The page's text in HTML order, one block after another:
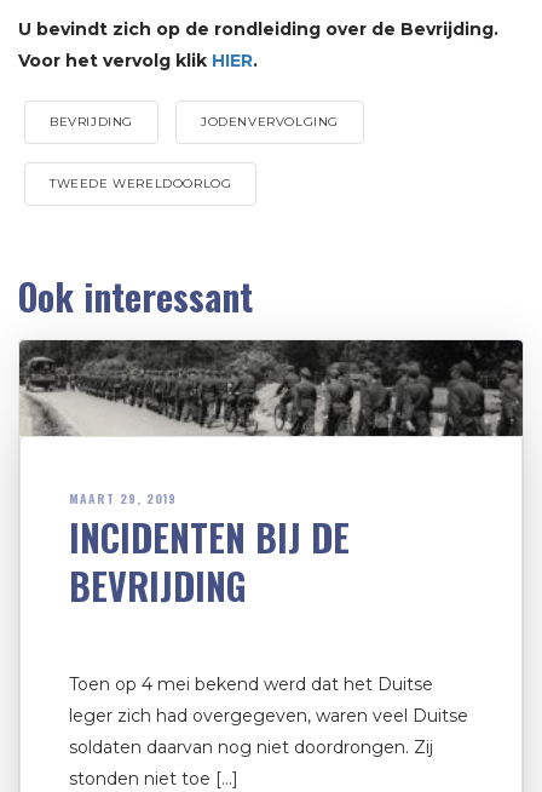
U bevindt zich op de rondleiding over de Bevrijding.
Voor het vervolg klik HIER.
BEVRIJDING JODENVERVOLGING
TWEEDE WERELDOORLOG
Ook interessant
MAART 29, 2019
INCIDENTEN BIJ DE
BEVRIJDING
Toen op 4 mei bekend werd dat het Duitse
leger zich had overgegeven, waren veel Duitse
soldaten daarvan nog niet doordrongen. Zij
stonden niet toe […]